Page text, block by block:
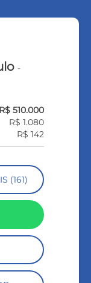
-
R$ 510.000
R$ 1.080
R$ 142
(161)